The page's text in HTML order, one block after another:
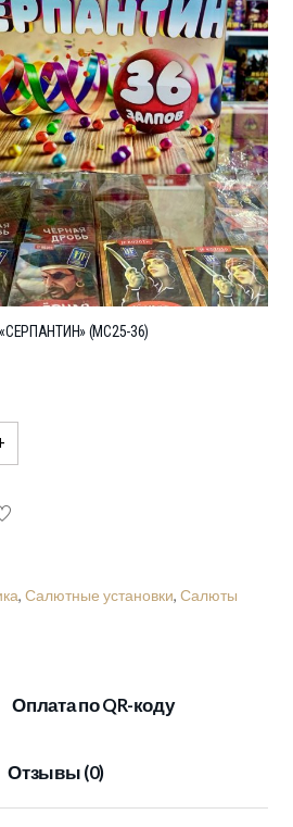
(МС25-36)
,Салютные установки,Салюты
Оплата по QR-коду
Отзывы (0)